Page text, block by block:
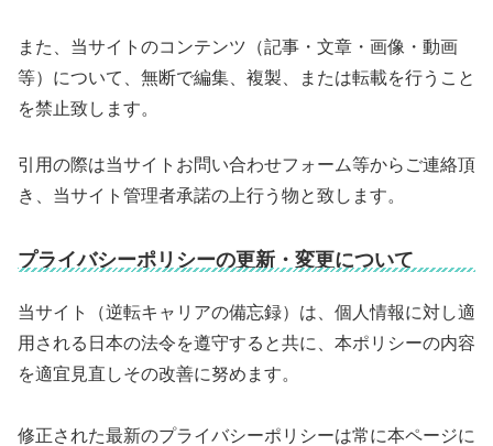
また、当サイトのコンテンツ（記事・文章・画像・動画
等）について、無断で編集、複製、または転載を行うこと
を禁止致します。
引用の際は当サイトお問い合わせフォーム等からご連絡頂
き、当サイト管理者承諾の上行う物と致します。
プライバシーポリシーの更新・変更について
当サイト（逆転キャリアの備忘録）は、個人情報に対し適
用される日本の法令を遵守すると共に、本ポリシーの内容
を適宜見直しその改善に努めます。
修正された最新のプライバシーポリシーは常に本ページに